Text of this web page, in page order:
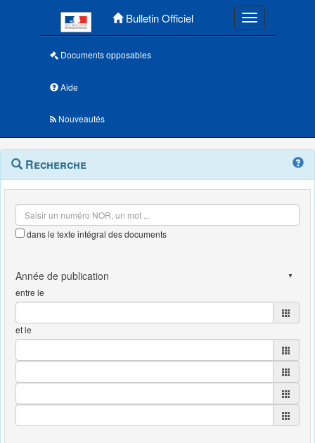
Bulletin Officiel Toggle
Documents opposables
Aide
Nouveautés
Navigation
outils
Menu
contextuel
Recherche
dans le texte intégral des documents
entre le
et le